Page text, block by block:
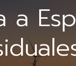
a